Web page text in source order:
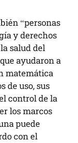
“personas
y derechos
salud del
ayudaron a
matemática
de uso, sus
control de la
los marcos
puede
con el